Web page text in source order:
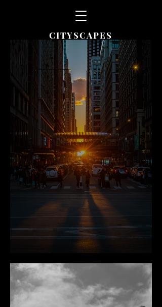
CITYSCAPES